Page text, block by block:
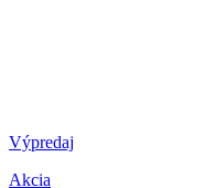
Výpredaj
Akcia